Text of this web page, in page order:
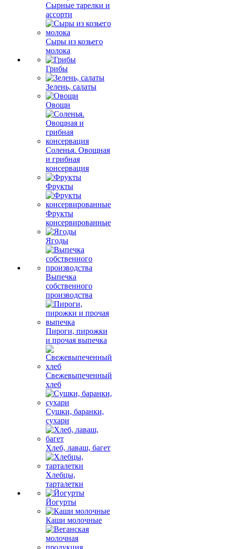
Сырные тарелки и
ассорти
Сыры из козьего
молока
Грибы
Зелень, салаты
Овощи
Соленья. Овощная
и грибная
консервация
Фрукты
Фрукты
консервированные
Ягоды
Выпечка
собственного
производства
Пироги, пирожки
и прочая выпечка
Свежевыпеченный
хлеб
Сушки, баранки,
сухари
Хлеб, лаваш, багет
Хлебцы,
тарталетки
Йогурты
Каши молочные